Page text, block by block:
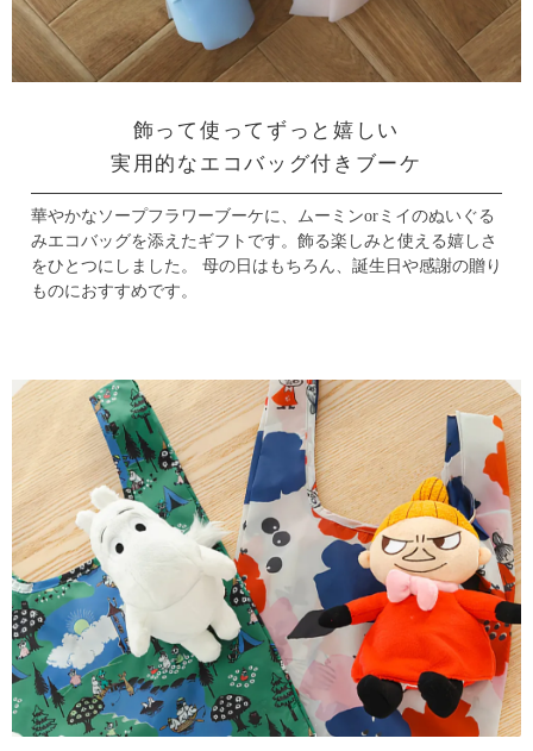
飾って使ってずっと嬉しい
実用的なエコバッグ付きブーケ
華やかなソープフラワーブーケに、ムーミンorミイのぬいぐる
みエコバッグを添えたギフトです。 飾る楽しみと使える嬉しさ
をひとつにしました。
母の日はもちろん、誕生日や感謝の贈り
ものにおすすめです。